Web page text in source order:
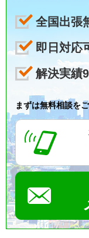
全国出張
即日対応
解決実績
まずは無料相談を